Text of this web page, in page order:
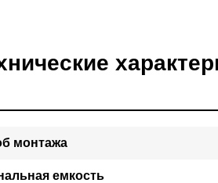
монтажа
емкость